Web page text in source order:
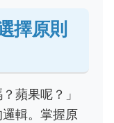
擇原則
蘋果呢？」
輯。掌握原